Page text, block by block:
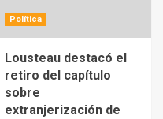
Política
Lousteau destacó el
retiro del capítulo
sobre
extranjerización de